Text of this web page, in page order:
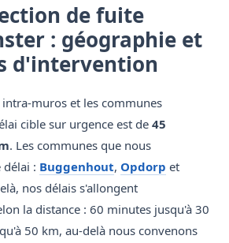
de fuite
: géographie et
d'intervention
muros et les communes
cible sur urgence est de 45
. Les communes que nous
délai : Buggenhout, Opdorp et
nos délais s'allongent
la distance : 60 minutes jusqu'à 30
50 km, au-delà nous convenons